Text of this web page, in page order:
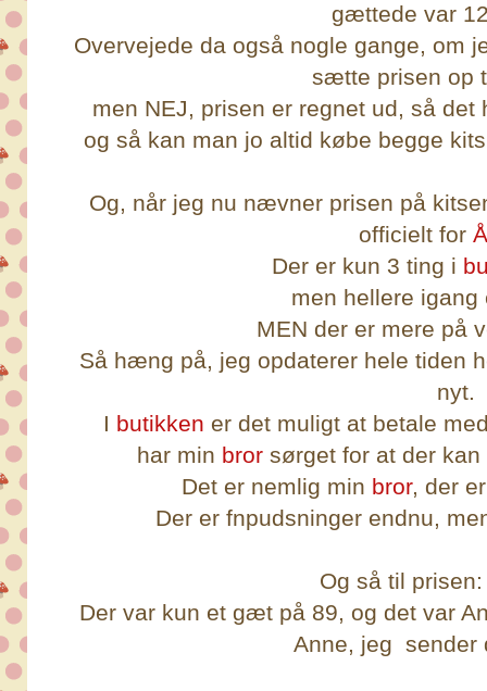
gættede var
Overvejede da også nogle gange, om
sætte prisen op
men NEJ, prisen er regnet ud, så
og så kan man jo altid købe begge
Og, når jeg nu nævner prisen på
officielt for
Der er kun 3 ting i
men hellere igang
MEN der er mere på
Så hæng på, jeg opdaterer hele tiden
nyt.
I butikken er det muligt at betale
har min brorsørget for at der
Det er nemlig min bror, der
Der er fnpudsninger endnu,
Og så til
Der var kun et gæt på 89, og det var
Anne, jeg sender